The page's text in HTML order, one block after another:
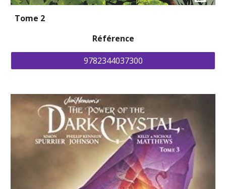
Tome 2
Référence
9782344037300